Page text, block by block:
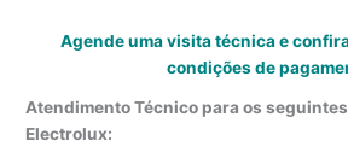
Agende uma visita técnica e
condições de
Atendimento Técnico para os
Electrolux: